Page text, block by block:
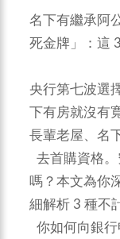
名下有繼承阿
死金牌」：這
央行第七波選
下有房就沒有
長輩老屋、名
去首購資格
嗎？本文為你
細解析 3 種不
你如何向銀